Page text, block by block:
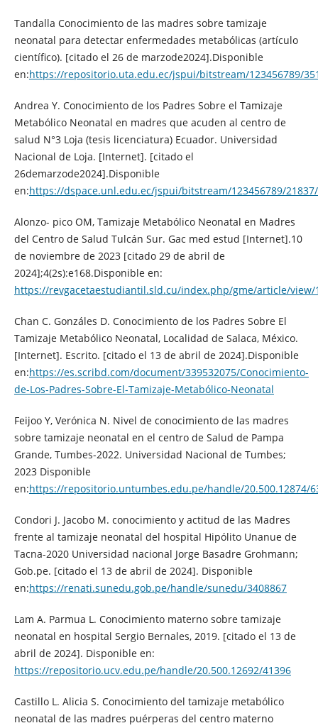
Tandalla Conocimiento de las madres sobre tamizaje
neonatal para detectar enfermedades metabólicas (artículo
científico). [citado el 26 de marzode2024].Disponible
en:https://repositorio.uta.edu.ec/jspui/bitstream/123456789/
Andrea Y. Conocimiento de los Padres Sobre el Tamizaje
Metabólico Neonatal en madres que acuden al centro de
salud N°3 Loja (tesis licenciatura) Ecuador. Universidad
Nacional de Loja. [Internet]. [citado el
26demarzode2024].Disponible
en:https://dspace.unl.edu.ec/jspui/bitstream/123456789/21837/
Alonzo- pico OM, Tamizaje Metabólico Neonatal en Madres
del Centro de Salud Tulcán Sur. Gac med estud [Internet].10
de noviembre de 2023 [citado 29 de abril de
2024];4(2s):e168.Disponible en:
https://revgacetaestudiantil.sld.cu/index.php/gme/article/view/
Chan C. Gonzáles D. Conocimiento de los Padres Sobre El
Tamizaje Metabólico Neonatal, Localidad de Salaca, México.
[Internet]. Escrito. [citado el 13 de abril de 2024].Disponible
en:https://es.scribd.com/document/339532075/Conocimiento-
de-Los-Padres-Sobre-El-Tamizaje-Metabólico-Neonatal
Feijoo Y, Verónica N. Nivel de conocimiento de las madres
sobre tamizaje neonatal en el centro de Salud de Pampa
Grande, Tumbes-2022. Universidad Nacional de Tumbes;
2023 Disponible
en:https://repositorio.untumbes.edu.pe/handle/20.500.12874/
Condori J. Jacobo M. conocimiento y actitud de las Madres
frente al tamizaje neonatal del hospital Hipólito Unanue de
Tacna-2020 Universidad nacional Jorge Basadre Grohmann;
Gob.pe. [citado el 13 de abril de 2024]. Disponible
en:https://renati.sunedu.gob.pe/handle/sunedu/3408867
Lam A. Parmua L. Conocimiento materno sobre tamizaje
neonatal en hospital Sergio Bernales, 2019. [citado el 13 de
abril de 2024]. Disponible en:
https://repositorio.ucv.edu.pe/handle/20.500.12692/41396
Castillo L. Alicia S. Conocimiento del tamizaje metabólico
neonatal de las madres puérperas del centro materno